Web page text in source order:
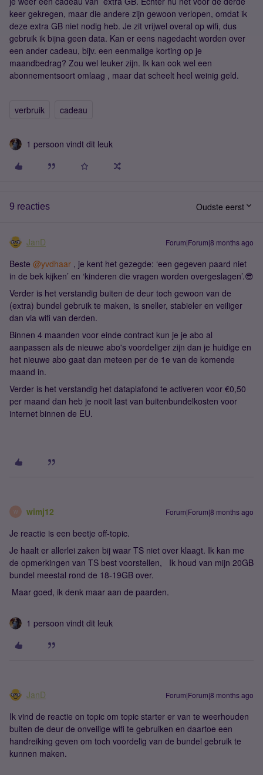
keer gekregen, maar die andere zijn gewoon verlopen, omdat ik
deze extra GB niet nodig heb. Je zit vrijwel overal op wifi, dus
gebruik ik bijna geen data. Kan er eens nagedacht worden over
een ander cadeau, bijv. een eenmalige korting op je
maandbedrag? Zou wel leuker zijn. Ik kan ook wel een
abonnementsoort omlaag , maar dat scheelt heel weinig geld.
verbruik cadeau
1 persoon vindt dit leuk
9 reacties Oudste eerst
JanD Forum|Forum|8 months ago
Beste ​ @yvdhaar , je kent het gezegde: ‘een gegeven paard niet
in de bek kijken’ en ‘kinderen die vragen worden overgeslagen’.😎
Verder is het verstandig buiten de deur toch gewoon van de
(extra) bundel gebruik te maken, is sneller, stabieler en veiliger
dan via wifi van derden.
Binnen 4 maanden voor einde contract kun je je abo al
aanpassen als de nieuwe abo's voordeliger zijn dan je huidige en
het nieuwe abo gaat dan meteen per de 1e van de komende
maand in.
Verder is het verstandig het dataplafond te activeren voor €0,50
per maand dan heb je nooit last van buitenbundelkosten voor
internet binnen de EU.
W wimj12 Forum|Forum|8 months ago
Je reactie is een beetje off-topic.
Je haalt er allerlei zaken bij waar TS niet over klaagt. Ik kan me
de opmerkingen van TS best voorstellen, Ik houd van mijn 20GB
bundel meestal rond de 18-19GB over.
Maar goed, ik denk maar aan de paarden.
1 persoon vindt dit leuk
JanD Forum|Forum|8 months ago
Ik vind de reactie on topic om topic starter er van te weerhouden
buiten de deur de onveilige wifi te gebruiken en daartoe een
handreiking geven om toch voordelig van de bundel gebruik te
kunnen maken.